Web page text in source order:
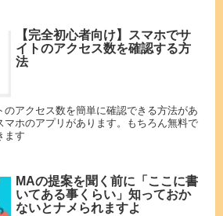
【完全初心者向け】スマホでサ
イトのアクセス数を確認する方
法
のアクセス数を簡単に確認できる方法があ
マホのアプリがあります。もちろん無料で
ます
MAの提案を聞く前に「ここに書
いてある事くらい」知っておか
ないとナメられますよ